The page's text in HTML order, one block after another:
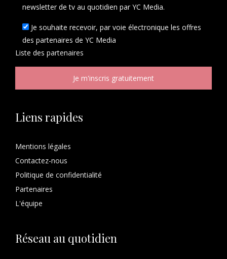
newsletter de tv au quotidien par YC Media.
Je souhaite recevoir, par voie électronique les offres
des partenaires de YC Media
Liste des partenaires
Liens rapides
Mentions légales
Contactez-nous
Politique de confidentialité
Partenaires
L'équipe
Réseau au quotidien